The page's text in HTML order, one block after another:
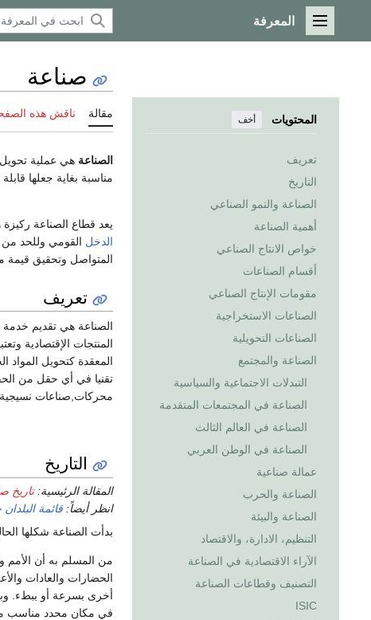
القائمة الرئيسية
المعرفة
المحتويات أخف
تعريف
التاريخ
الصناعة والنمو الصناعي
أهمية الصناعة
خواص الانتاج الصناعي
أقسام الصناعات
مقومات الإنتاج الصناعي
الصناعات الاستخراجية
الصناعات التحويلية
الصناعة والمجتمع
التبدلات الاجتماعية والسياسية
الصناعة في المجتمعات المتقدمة
الصناعة في العالم الثالث
الصناعة في الوطن العربي
عمالة صناعية
الصناعة والحرب
الصناعة والبيئة
التنظيم، الادارة، والاقتصاد
الآراء الاقتصادية في الصناعة
التصنيف وقطاعات الصناعة
ISIC
صناعة
مقالة ناقش هذه
الصناعة هي عملية
مناسبة بغاية جعلها
يعد قطاع الصناعة
الدخل القومي وللحد من
المتواصل وتحقيق قيمة
تعريف
الصناعة هي تقديم
المنتجات الإقتصادية
المعقدة كتحويل المواد
تقنيا في أي حقل من
محركات,صناعات
التاريخ
المقالة الرئيسية:تاريخ
انظر أيضاً: قائمة
بدأت الصناعة شكلها
من المسلم به أن الأمم
الحضارات والعادات
أخرى بسرعة أو ببطء.
في مكان محدد مناسب